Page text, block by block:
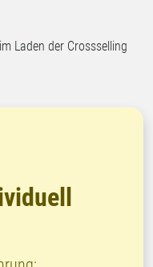
Laden der Crossselling